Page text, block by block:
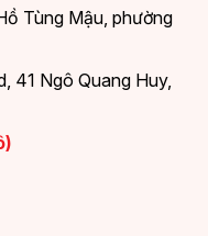
Tùng Mậu, phường
41 Ngô Quang Huy,